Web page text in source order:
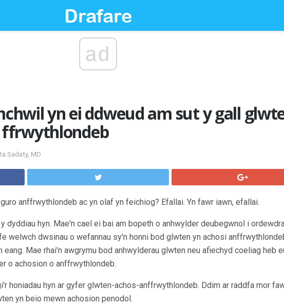
ad
yn ei ddweud am sut y gall
Sadaty, MD
anffrwythlondeb ac yn olaf yn feichiog? Efallai. Yn fawr iawn, efallai.
dyddiau hyn. Mae'n cael ei bai am bopeth o anhwylder deubegwnol i
welwch dwsinau o wefannau sy'n honni bod glwten yn achosi
Mae rhai'n awgrymu bod anhwylderau glwten neu afiechyd coeliag heb
o achosion o anffrwythlondeb.
honiadau hyn ar gyfer glwten-achos-anffrwythlondeb. Ddim ar raddfa mor
yn beio mewn achosion penodol.